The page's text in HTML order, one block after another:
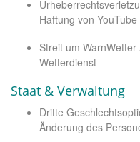
Haftung von
Streit um
Wetterdienst
Staat & Verwaltung
Dritte
Änderung des